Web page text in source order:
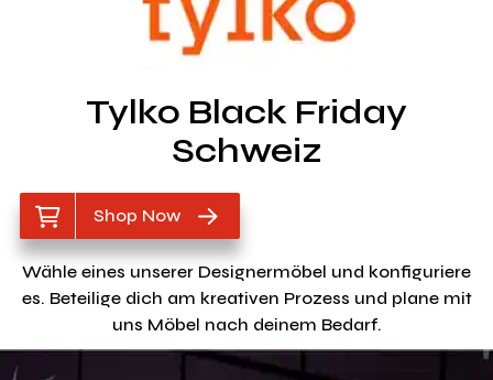
Tylko Black Friday
Schweiz
Shop Now
Wähle eines unserer Designermöbel und konfiguriere
es. Beteilige dich am kreativen Prozess und plane mit
uns Möbel nach deinem Bedarf.